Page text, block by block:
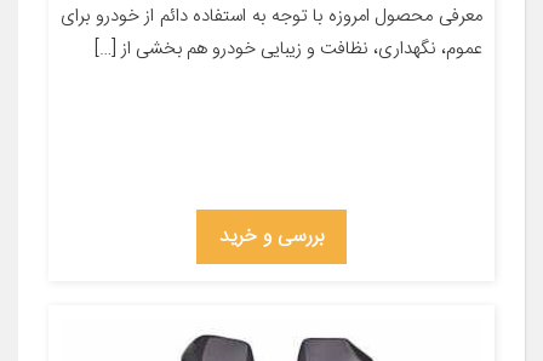
معرفی محصول امروزه با توجه به استفاده دائم از خودرو برای
عموم، نگهداری، نظافت و زیبایی خودرو هم بخشی از […]
بررسی و خرید